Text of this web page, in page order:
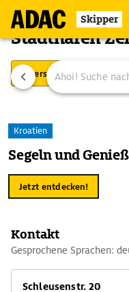
Skipper
Stadthafen
Übersicht
Kroatien
Segeln und
Jetzt entdecken!
Kontakt
Gesprochene Sprachen:
Schleusenstr. 20